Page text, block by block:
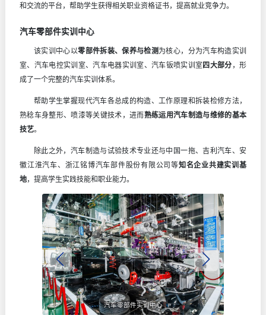
和交流的平台，帮助学生获得相关职业资格证书，提高就业竞争力。
汽车零部件实训中心
该实训中心以零部件拆装、保养与检测 为核心，分为汽车构造实训
室、汽车电控实训室、汽车电器实训室、汽车钣喷实训室四大部分 ，形
成了一个完整的汽车实训体系。
帮助学生掌握现代汽车各总成的构造、工作原理和拆装检修方法，
熟稔车身整形、喷漆等关键技术，进而熟练运用汽车制造与维修的基本
技艺。
除此之外，汽车制造与试验技术专业还与中国一拖、吉利汽车、安
徽江淮汽车、浙江铭博汽车部件股份有限公司等知名企业共建实训基
地，提高学生实践技能和职业能力。
汽车零部件实训中心